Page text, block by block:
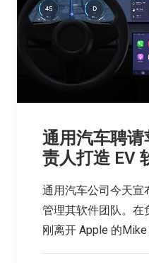
通用汽车聘
责人打造 EV
通用汽车公司今天宣
管理其软件团队。在
刚离开 Apple 的